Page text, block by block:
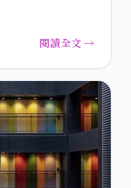
閱讀全文 →